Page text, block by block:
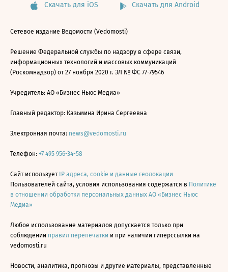
Скачать для iOS Скачать для Android
Сетевое издание Ведомости (Vedomosti)
Решение Федеральной службы по надзору в сфере связи,
информационных технологий и массовых коммуникаций
(Роскомнадзор) от 27 ноября 2020 г. ЭЛ № ФС 77-79546
Учредитель: АО «Бизнес Ньюс Медиа»
Главный редактор: Казьмина Ирина Сергеевна
Электронная почта: news@vedomosti.ru
Телефон: +7 495 956-34-58
Сайт использует IP адреса, cookie и данные геолокации
Пользователей сайта, условия использования содержатся в Политике
в отношении обработки персональных данных АО «Бизнес Ньюс
Медиа»
Любое использование материалов допускается только при
соблюдении правил перепечатки и при наличии гиперссылки на
vedomosti.ru
Новости, аналитика, прогнозы и другие материалы, представленные